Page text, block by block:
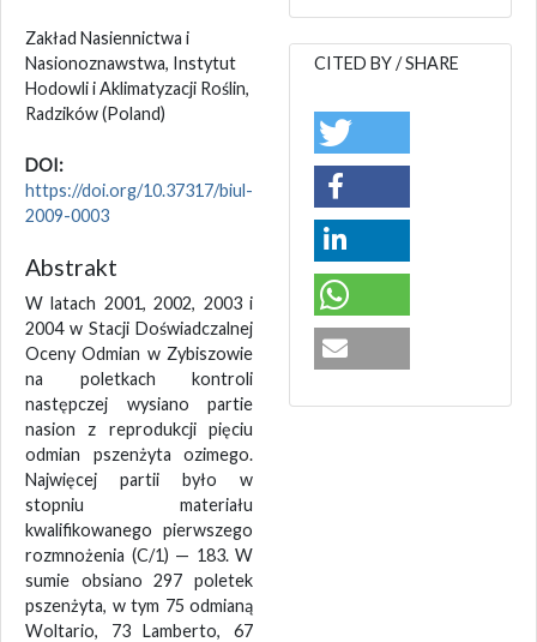
Zakład Nasiennictwa i
Nasionoznawstwa, Instytut
Hodowli i Aklimatyzacji Roślin,
Radzików(Poland)
DOI:
https://doi.org/10.37317/biul-
2009-0003
Abstrakt
W latach 2001, 2002, 2003 i
2004 w Stacji Doświadczalnej
Oceny Odmian w Zybiszowie
na poletkach kontroli
następczej wysiano partie
nasion z reprodukcji pięciu
odmian pszenżyta ozimego.
Najwięcej partii było w
stopniu materiału
kwalifikowanego pierwszego
rozmnożenia (C/1) — 183. W
sumie obsiano 297 poletek
pszenżyta, w tym 75 odmianą
Woltario, 73 Lamberto, 67
CITED BY / SHARE